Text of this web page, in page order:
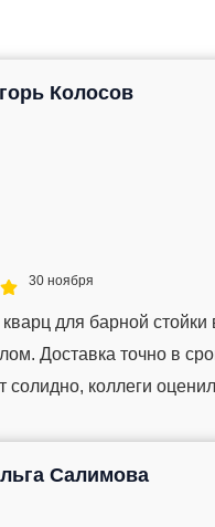
Колосов
30 ноября
для барной
Доставка точно в
солидно, коллеги
Салимова